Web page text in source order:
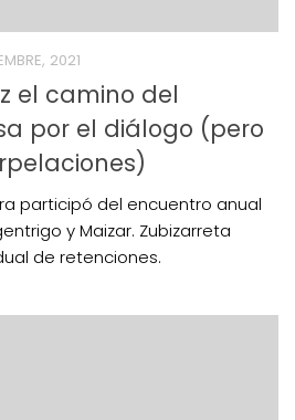
2021
el camino del
por el diálogo (pero
participó del encuentro anual
y Maizar. Zubizarreta
de retenciones.